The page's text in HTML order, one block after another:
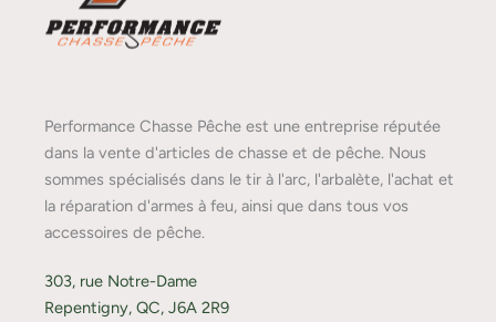
Performance Chasse Pêche est une entreprise réputée
dans la vente d'articles de chasse et de pêche. Nous
sommes spécialisés dans le tir à l'arc, l'arbalète, l'achat et
la réparation d'armes à feu, ainsi que dans tous vos
accessoires de pêche.
303, rue Notre-Dame
Repentigny, QC, J6A 2R9